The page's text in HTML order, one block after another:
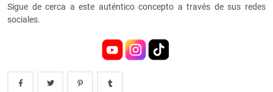
Sigue de cerca a este auténtico concepto a través de sus redes
sociales.